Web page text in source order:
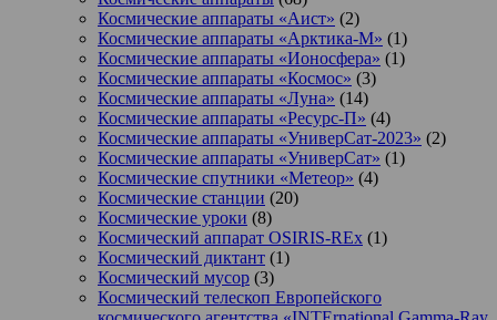
Космические аппараты «Аист» (2)
Космические аппараты «Арктика-М» (1)
Космические аппараты «Ионосфера» (1)
Космические аппараты «Космос» (3)
Космические аппараты «Луна» (14)
Космические аппараты «Ресурс-П» (4)
Космические аппараты «УниверСат-2023» (2)
Космические аппараты «УниверСат» (1)
Космические спутники «Метеор» (4)
Космические станции (20)
Космические уроки (8)
Космический аппарат OSIRIS-REx (1)
Космический диктант (1)
Космический мусор (3)
Космический телескоп Европейского